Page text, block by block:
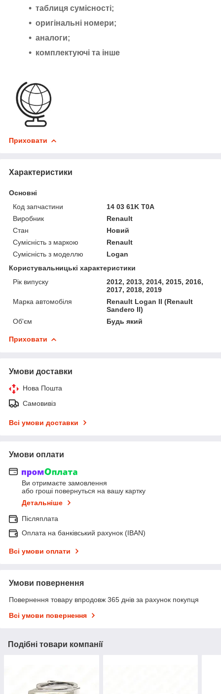
таблиця сумісності;
оригінальні номери;
аналоги;
комплектуючі та інше
Приховати
Характеристики
Основні
Код запчастини
14 03 61K T0A
Виробник
Renault
Стан
Новий
Сумісність з маркою
Renault
Сумісність з моделлю
Logan
Користувальницькі характеристики
Рік випуску
2012, 2013, 2014, 2015, 2016,
2017, 2018, 2019
Марка автомобіля
Renault Logan II (Renault
Sandero II)
Об'єм
Будь який
Приховати
Умови доставки
Нова Пошта
Самовивіз
Всі умови доставки
Умови оплати
Ви отримаєте замовлення
або гроші повернуться на вашу картку
Детальніше
Післяплата
Оплата на банківський рахунок (IBAN)
Всі умови оплати
Умови повернення
Повернення товару впродовж 365 днів за рахунок покупця
Всі умови повернення
Подібні товари компанії